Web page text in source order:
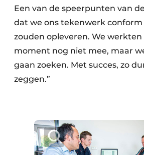
Een van de speerpunten van
dat we ons tekenwerk conform
zouden opleveren. We werkten
moment nog niet mee, maar
gaan zoeken. Met succes, zo
zeggen.”